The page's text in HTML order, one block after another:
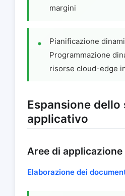
margini
Pianificazione
Programmazione
risorse cloud-edge
Espansione dello
applicativo
Aree di
Elaborazione dei